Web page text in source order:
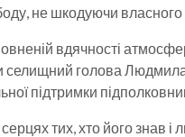
не шкодуючи
вдячності
селищний голова
підтримки
тих, хто його знав